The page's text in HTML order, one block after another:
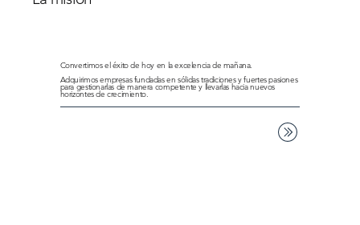
Convertimos el éxito de hoy en la excelencia de mañana.
Adquirimos empresas fundadas en sólidas tradiciones y fuertes pasiones
para gestionarlas de manera competente y llevarlas hacia nuevos
horizontes de crecimiento.